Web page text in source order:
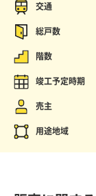
交通
総戸数
階数
竣工予定時期
売主
用途地域